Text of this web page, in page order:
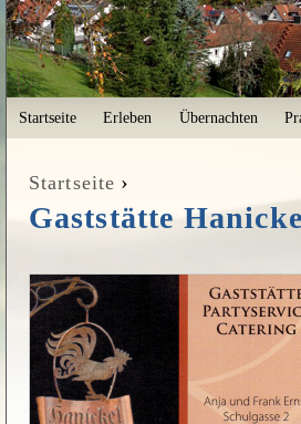
Startseite Erleben Übernachten
Startseite ›
Gaststätte